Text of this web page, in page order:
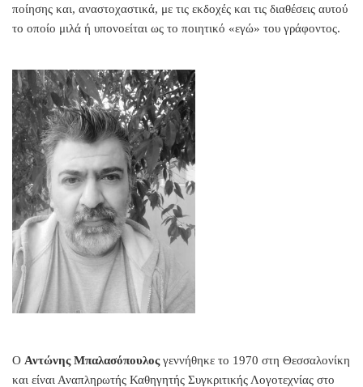
ποίησης και, αναστοχαστικά, με τις εκδοχές και τις διαθέσεις αυτού
το οποίο μιλά ή υπονοείται ως το ποιητικό «εγώ» του γράφοντος.
Ο Αντώνης Μπαλασόπουλοςγεννήθηκε το 1970 στη Θεσσαλονίκη
και είναι Αναπληρωτής Καθηγητής Συγκριτικής Λογοτεχνίας στο